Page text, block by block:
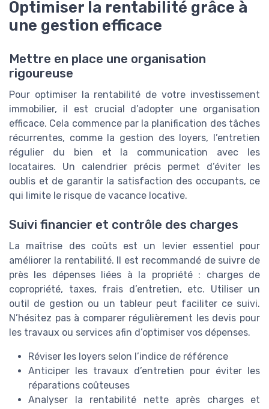
Optimiser la rentabilité grâce à
une gestion efficace
Mettre en place une organisation
rigoureuse
Pour optimiser la rentabilité de votre investissement
immobilier, il est crucial d’adopter une organisation
efficace. Cela commence par la planification des tâches
récurrentes, comme la gestion des loyers, l’entretien
régulier du bien et la communication avec les
locataires. Un calendrier précis permet d’éviter les
oublis et de garantir la satisfaction des occupants, ce
qui limite le risque de vacance locative.
Suivi financier et contrôle des charges
La maîtrise des coûts est un levier essentiel pour
améliorer la rentabilité. Il est recommandé de suivre de
près les dépenses liées à la propriété : charges de
copropriété, taxes, frais d’entretien, etc. Utiliser un
outil de gestion ou un tableur peut faciliter ce suivi.
N’hésitez pas à comparer régulièrement les devis pour
les travaux ou services afin d’optimiser vos dépenses.
Réviser les loyers selon l’indice de référence
Anticiper les travaux d’entretien pour éviter les
réparations coûteuses
Analyser la rentabilité nette après charges et